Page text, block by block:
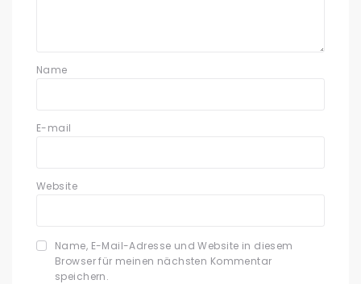
Name
E-mail
Website
Name, E-Mail-Adresse und Website in diesem
Browser für meinen nächsten Kommentar
speichern.